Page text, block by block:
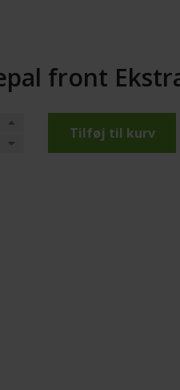
front
Tilføj til kurv